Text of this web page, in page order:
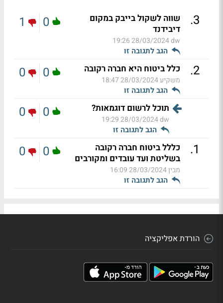
3
.
שווה לשקול בייבק במקום
דיבידנד
dw
28/03/2024 19:26
הגב לתגובה זו
0
1
2
. כלל ביטוח היא חברה רקובה
משקיע28/03/2024 18:47
הגב לתגובה זו
0
0
תוכל לרשום דוגמאות?
dw
28/03/2024 19:29
הגב לתגובה זו
0
0
1
.
כללל ביטוח חברה רקובה
בשליטת ועד עובדים ומקורבים
מבין28/03/2024 16:09
הגב לתגובה זו
0
0
הורדת אפליקציה